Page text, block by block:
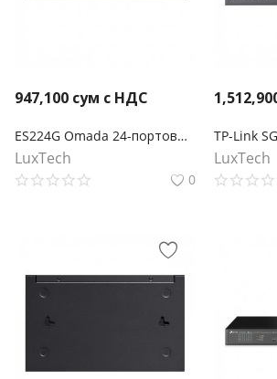
947,100 сум с НДС
ES224G Omada 24-портовый гигабитный Easy Managed коммутатор
LuxTech
0
LuxTech